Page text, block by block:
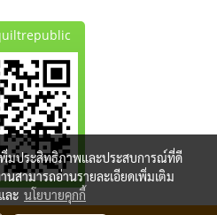
พิ่มประสิทธิภาพและประสบการณ์ที่ดี
นสามารถอ่านรายละเอียดเพิ่มเติม
และ นโยบายคุกกี้